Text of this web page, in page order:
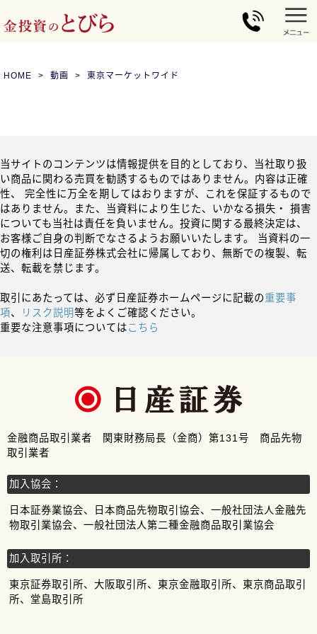
HOME 動画 東京マーケットワイド
当サイトのコンテンツは情報提供を目的としており、当社取り扱
い商品に関わる売買を勧誘するものではありません。内容は正確
性、 完全性に万全を期してはおりますが、これを保証するもので
はありません。また、当資料により生じた、いかなる損失・ 損害
についても当社は責任を負いません。投資に関する最終決定は、
お客様ご自身の判断でなさるようお願いいたします。 当資料の一
切の権利は日産証券株式会社に帰属しており、無断での複製、転
送、転載を禁じます。
取引にあたっては、必ず日産証券ホームページに記載の重要事
項、 リスク説明等をよくご確認ください。
重要な注意事項についてはこちら
金融商品取引業者 関東財務局長（金商）第131号 商品先物
取引業者
加入協会：
日本証券業協会、日本商品先物取引協会、一般社団法人金融先
物取引業協会、一般社団法人第二種金融商品取引業協会
加入取引所：
東京証券取引所、大阪取引所、東京金融取引所、東京商品取引
所、堂島取引所